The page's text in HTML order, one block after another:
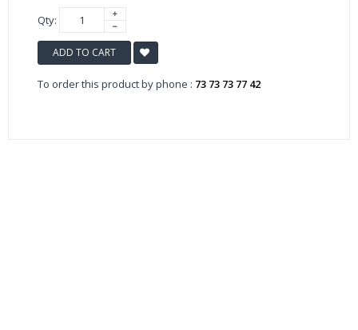
Qty:
ADD TO CART
To order this product by phone : 73 73 73 77 42